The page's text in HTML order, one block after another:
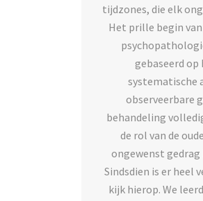
tijdzones, die elk
Het prille begin
gebaseerd op
systematische
observeerbare
behandeling
de rol van de
ongewenst gedrag
Sindsdien is er heel
kijk hierop. We